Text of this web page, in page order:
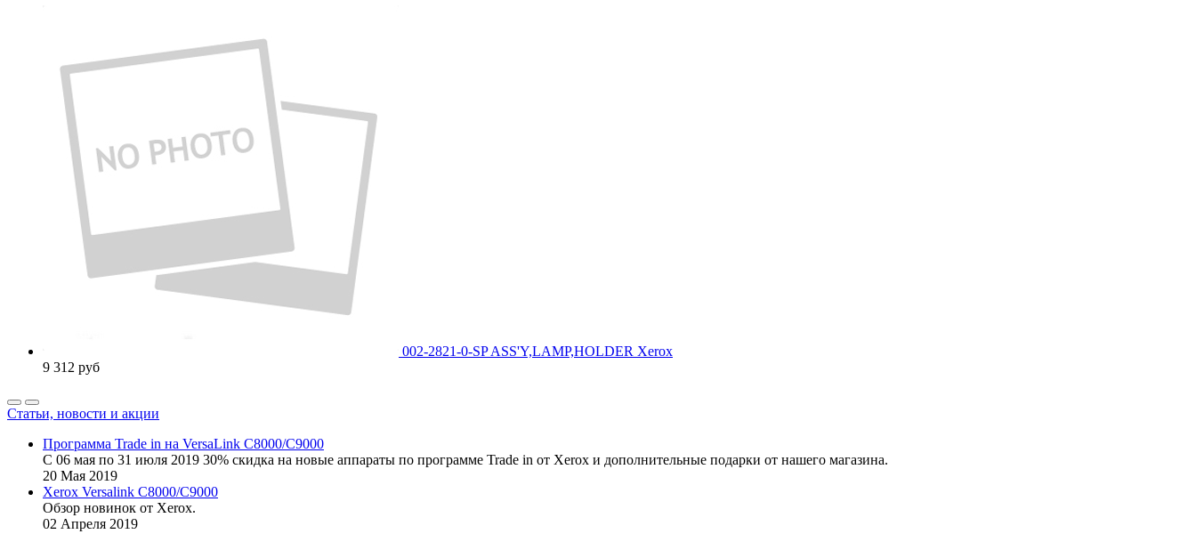
002-2821-0-SP ASS'Y,LAMP,HOLDER Xerox
9 312 руб
Статьи, новости и акции
Программа Trade in на VersaLink C8000/C9000
С 06 мая по 31 июля 2019 30% скидка на новые аппараты по программе Trade in от Xerox и дополнительные подарки от нашего магазина.
20 Мая 2019
Xerox Versalink C8000/C9000
Обзор новинок от Xerox.
02 Апреля 2019